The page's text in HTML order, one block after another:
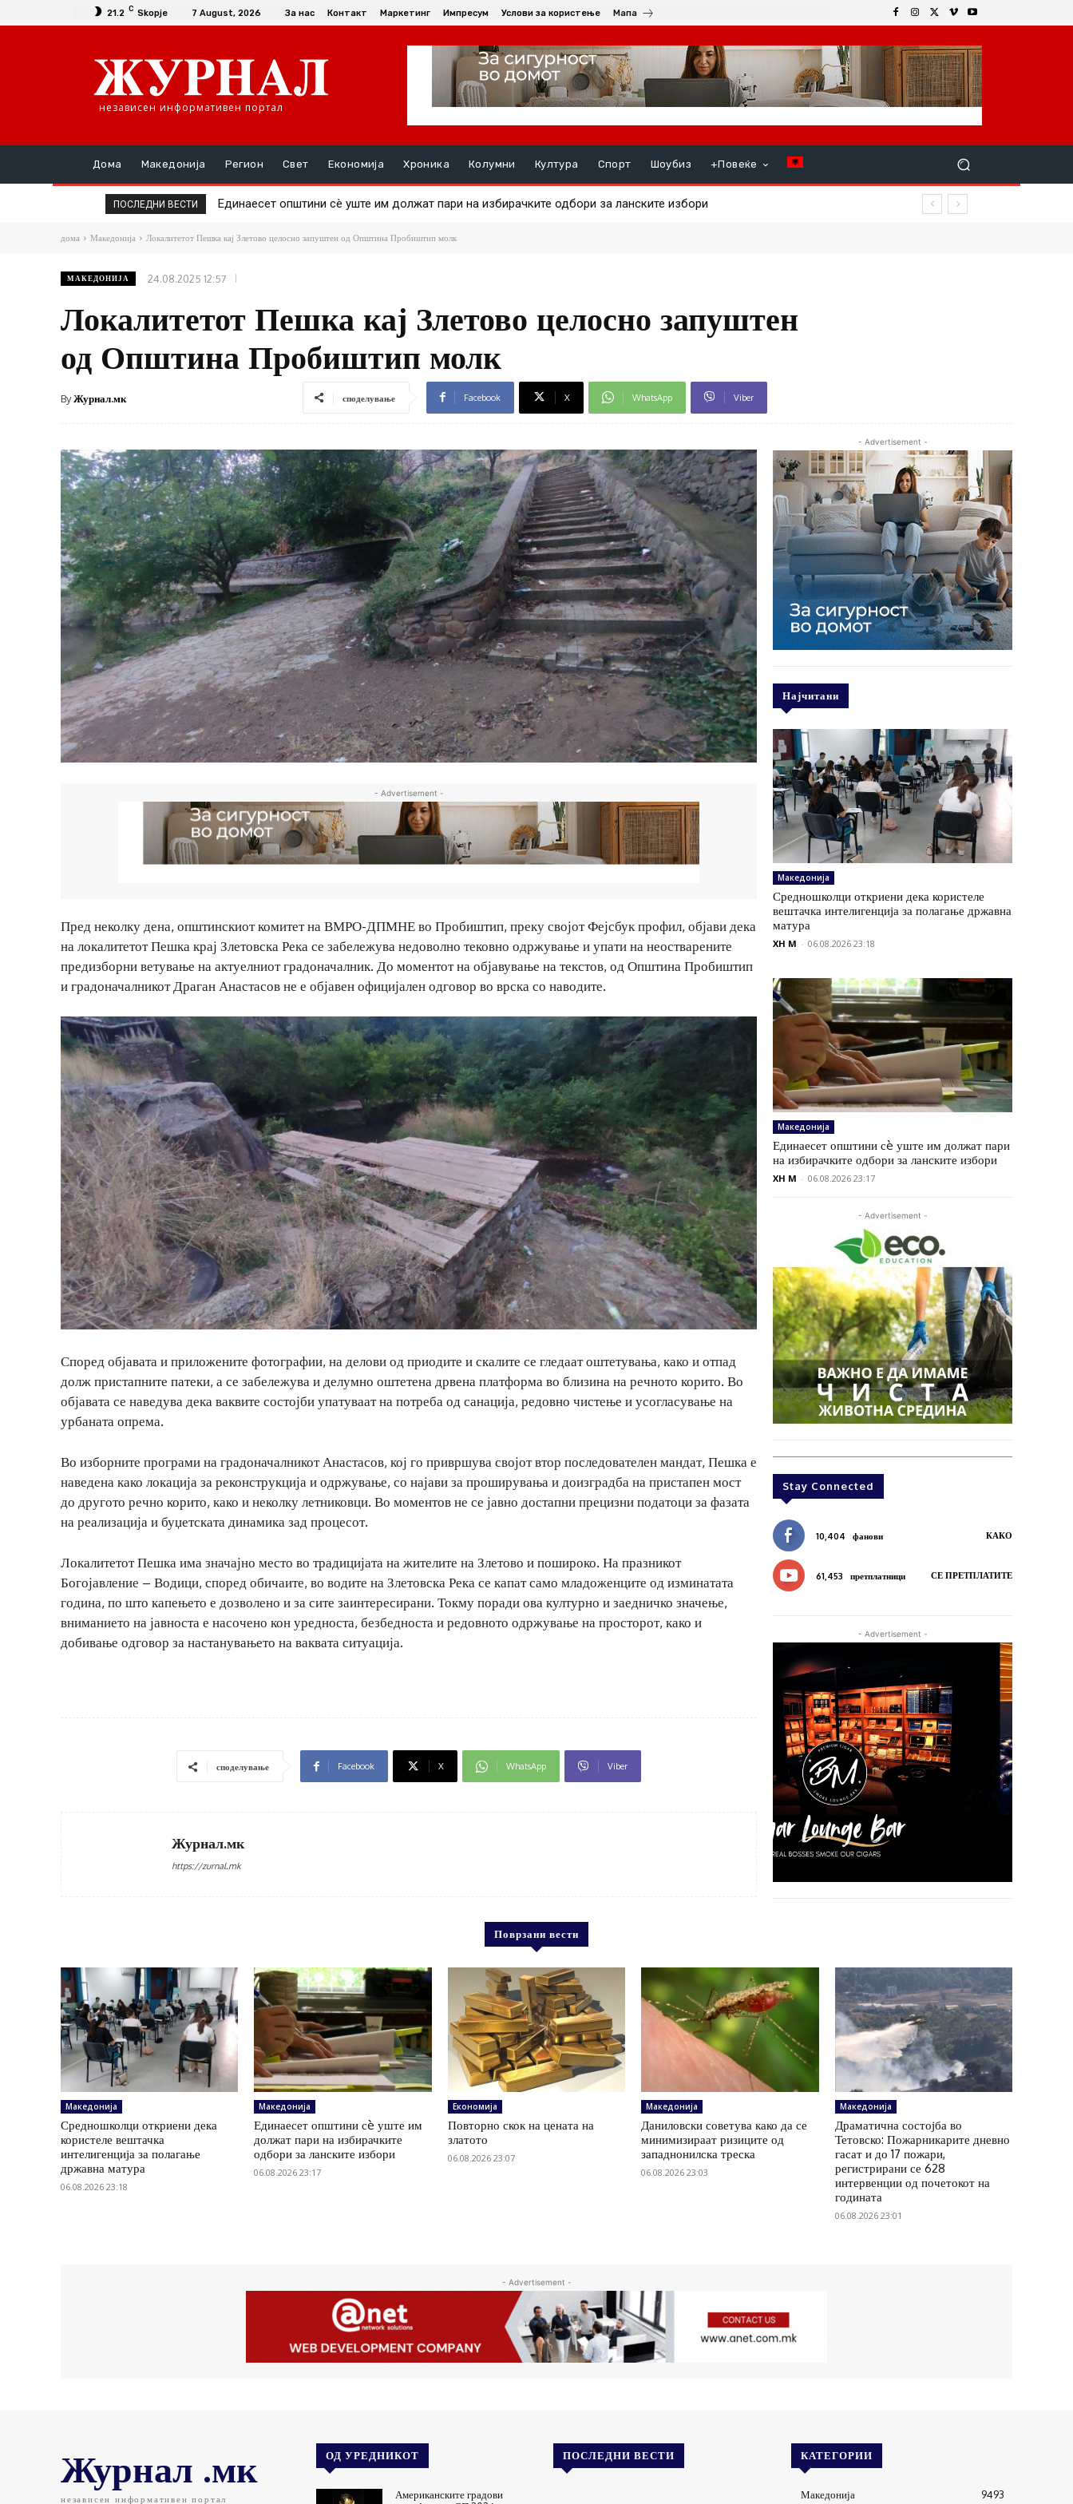
21.2 C Skopje 7 August, 2026 За нас Контакт Маркетинг Импресум Услови за користење Мапа
независен информативен портал
Дома Македонија Регион Свет Економија Хроника Колумни Култура Спорт Шоубиз +Повеќе
ПОСЛЕДНИ ВЕСТИ Единаесет општини сè уште им должат пари на избирачките одбори за ланските избори
Повторно скок на цената на златото
дома Македонија Локалитетот Пешка кај Злетово целосно запуштен од Општина Пробиштип молк
МАКЕДОНИЈА 24.08.2025 12:57
Локалитетот Пешка кај Злетово целосно запуштен
од Општина Пробиштип молк
ByЖурнал.мк споделување Facebook X WhatsApp Viber
- Advertisement -
Пред неколку дена, општинскиот комитет на ВМРО-ДПМНЕ во Пробиштип, преку својот Фејсбук профил, објави дека
на локалитетот Пешка крај Злетовска Река се забележува недоволно тековно одржување и упати на неостварените
предизборни ветување на актуелниот градоначалник. До моментот на објавување на текстов, од Општина Пробиштип
и градоначалникот Драган Анастасов не е објавен официјален одговор во врска со наводите.
Според објавата и приложените фотографии, на делови од приодите и скалите се гледаат оштетувања, како и отпад
долж пристапните патеки, а се забележува и делумно оштетена дрвена платформа во близина на речното корито. Во
објавата се наведува дека ваквите состојби упатуваат на потреба од санација, редовно чистење и усогласување на
урбаната опрема.
Во изборните програми на градоначалникот Анастасов, кој го привршува својот втор последователен мандат, Пешка е
наведена како локација за реконструкција и одржување, со најави за проширувања и доизградба на пристапен мост
до другото речно корито, како и неколку летниковци. Во моментов не се јавно достапни прецизни податоци за фазата
на реализација и буџетската динамика зад процесот.
Локалитетот Пешка има значајно место во традицијата на жителите на Злетово и пошироко. На празникот
Богојавление – Водици, според обичаите, во водите на Злетовска Река се капат само младоженците од изминатата
година, по што капењето е дозволено и за сите заинтересирани. Токму поради ова културно и заедничко значење,
вниманието на јавноста е насочено кон уредноста, безбедноста и редовното одржување на просторот, како и
добивање одговор за настанувањето на ваквата ситуација.
споделување Facebook X WhatsApp Viber
Журнал.мк
https://zurnal.mk
- Advertisement -
Најчитани
Македонија
Средношколци откриени дека користеле
вештачка интелигенција за полагање државна
матура
XH M - 06.08.2026 23:18
Македонија
Единаесет општини сè уште им должат пари
на избирачките одбори за ланските избори
XH M - 06.08.2026 23:17
- Advertisement -
Stay Connected
10,404 фанови КАКО
61,453 претплатници СЕ ПРЕТПЛАТИТЕ
- Advertisement -
Поврзани вести
Македонија
Средношколци откриени дека
користеле вештачка
интелигенција за полагање
државна матура
06.08.2026 23:18
Македонија
Единаесет општини сè уште им
должат пари на избирачките
одбори за ланските избори
06.08.2026 23:17
Економија
Повторно скок на цената на
златото
06.08.2026 23:07
Македонија
Даниловски советува како да се
минимизираат ризиците од
западнонилска треска
06.08.2026 23:03
Македонија
Драматична состојба во
Тетовско: Пожарникарите дневно
гасат и до 17 пожари,
регистрирани се 628
интервенции од почетокот на
годината
06.08.2026 23:01
- Advertisement -
Журнал .мк
независен информативен портал
ОД УРЕДНИКОТ
Американските градови
ПОСЛЕДНИ ВЕСТИ КАТЕГОРИИ
Македонија 9493